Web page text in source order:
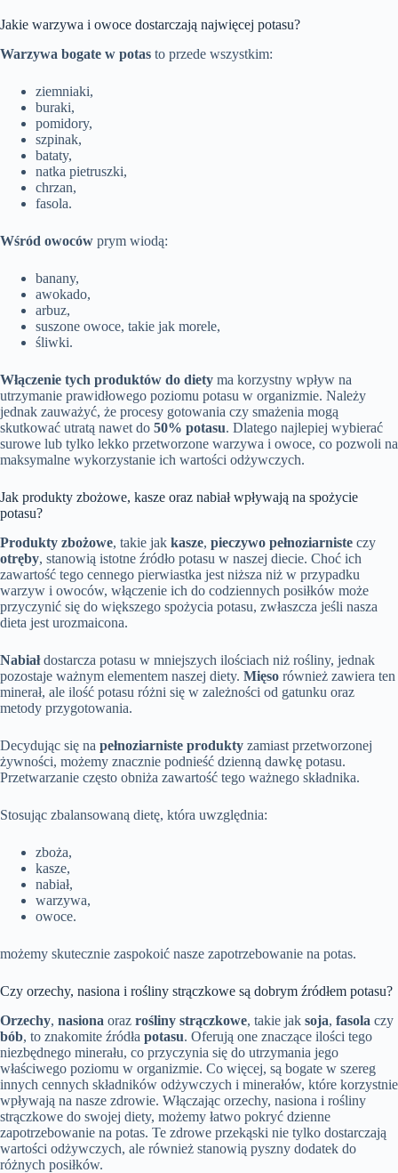
Jakie warzywa i owoce dostarczają najwięcej potasu?
Warzywa bogate w potas to przede wszystkim:
ziemniaki,
buraki,
pomidory,
szpinak,
bataty,
natka pietruszki,
chrzan,
fasola.
Wśród owoców prym wiodą:
banany,
awokado,
arbuz,
suszone owoce, takie jak morele,
śliwki.
Włączenie tych produktów do diety ma korzystny wpływ na
utrzymanie prawidłowego poziomu potasu w organizmie. Należy
jednak zauważyć, że procesy gotowania czy smażenia mogą
skutkować utratą nawet do 50% potasu. Dlatego najlepiej wybierać
surowe lub tylko lekko przetworzone warzywa i owoce, co pozwoli na
maksymalne wykorzystanie ich wartości odżywczych.
Jak produkty zbożowe, kasze oraz nabiał wpływają na spożycie
potasu?
Produkty zbożowe, takie jak kasze, pieczywo pełnoziarniste czy
otręby, stanowią istotne źródło potasu w naszej diecie. Choć ich
zawartość tego cennego pierwiastka jest niższa niż w przypadku
warzyw i owoców, włączenie ich do codziennych posiłków może
przyczynić się do większego spożycia potasu, zwłaszcza jeśli nasza
dieta jest urozmaicona.
Nabiałdostarcza potasu w mniejszych ilościach niż rośliny, jednak
pozostaje ważnym elementem naszej diety. Mięso również zawiera ten
minerał, ale ilość potasu różni się w zależności od gatunku oraz
metody przygotowania.
Decydując się na pełnoziarniste produkty zamiast przetworzonej
żywności, możemy znacznie podnieść dzienną dawkę potasu.
Przetwarzanie często obniża zawartość tego ważnego składnika.
Stosując zbalansowaną dietę, która uwzględnia:
zboża,
kasze,
nabiał,
warzywa,
owoce.
możemy skutecznie zaspokoić nasze zapotrzebowanie na potas.
Czy orzechy, nasiona i rośliny strączkowe są dobrym źródłem potasu?
Orzechy, nasiona oraz rośliny strączkowe, takie jak soja, fasola czy
bób, to znakomite źródła potasu. Oferują one znaczące ilości tego
niezbędnego minerału, co przyczynia się do utrzymania jego
właściwego poziomu w organizmie. Co więcej, są bogate w szereg
innych cennych składników odżywczych i minerałów, które korzystnie
wpływają na nasze zdrowie. Włączając orzechy, nasiona i rośliny
strączkowe do swojej diety, możemy łatwo pokryć dzienne
zapotrzebowanie na potas. Te zdrowe przekąski nie tylko dostarczają
wartości odżywczych, ale również stanowią pyszny dodatek do
różnych posiłków.